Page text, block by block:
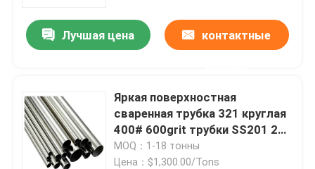
Лучшая цена контактные
Яркая поверхностная
сваренная трубка 321 круглая
400# 600grit трубки SS201 202
нержавеющей стали
MOQ：1-18 тонны
Цена：$1,300.00/Tons